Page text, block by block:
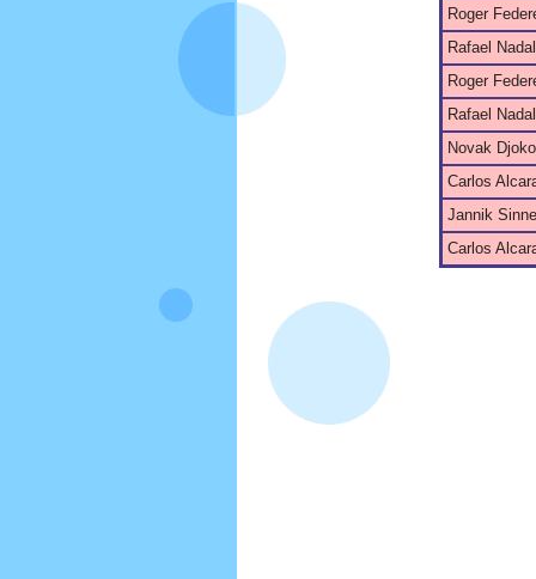
Roger
Rafael Nadal
Roger
Rafael Nadal
Novak
Carlos
Jannik
Carlos